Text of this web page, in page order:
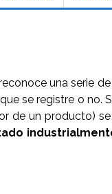
una serie
se registre o no.
de un producto)